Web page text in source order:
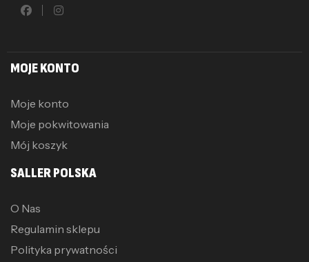
MOJE KONTO
Moje konto
Moje pokwitowania
Mój koszyk
SALLER POLSKA
O Nas
Regulamin sklepu
Polityka prywatności